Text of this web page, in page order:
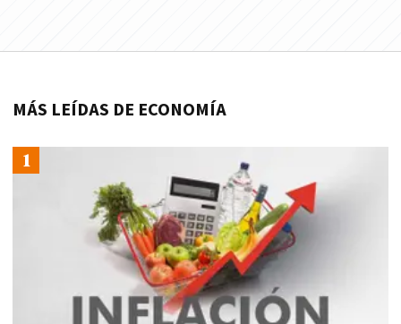
MÁS LEÍDAS DE ECONOMÍA